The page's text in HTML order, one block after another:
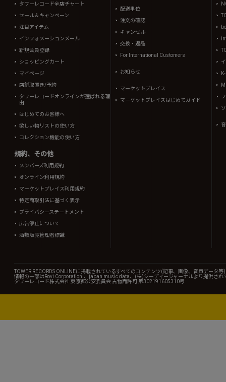
タワーレコード全店チャート
セール＆キャンペーン
注目アイテム
インフォメーションメール
新規会員登録
ショッピングカート
マイページ
店舗取置き/予約
タワーレコードオンラインが選ばれる理
由
はじめてのお客様へ
欲しい物リストの使い方
コレクション機能の使い方
規約、その他
メンバーズ利用規約
オンライン利用規約
マーケットプレイス利用規約
特定商取引法に基づく表示
プライバシーステートメント
広告停止について
酒類販売管理者標識
配送単位
注文の確認
キャンセル
交換・返品
For International Customers
お知らせ
マーケットプレイス
マーケットプレイスはじめてガイド
TOWER RECORDS ONLINEに掲載されているすべてのコンテンツ(記事、画像、音声データ
情報の一部はRovi Corporation.、japan music data、(株)シーディージャーナルより提供され
タワーレコード株式会社 東京都公安委員会 古物商許可 第302191605310号